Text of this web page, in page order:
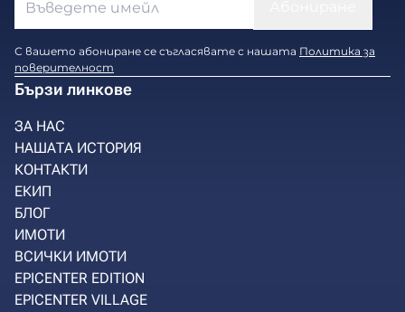
С вашето абониране се съгласявате с нашата Политика за
поверителност
Бързи линкове
ЗА НАС
НАШАТА ИСТОРИЯ
КОНТАКТИ
ЕКИП
БЛОГ
ИМОТИ
ВСИЧКИ ИМОТИ
EPICENTER EDITION
EPICENTER VILLAGE